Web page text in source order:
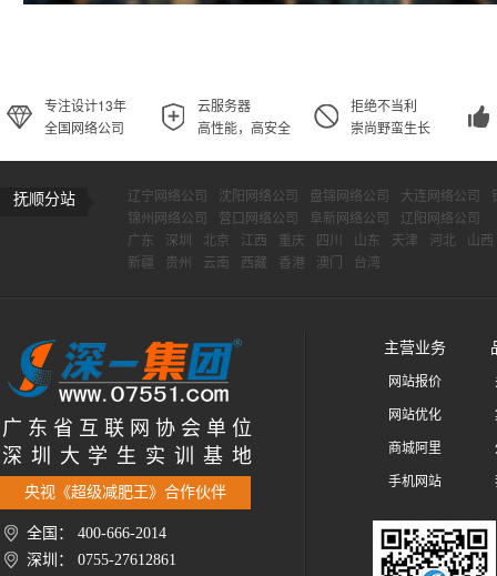
专注设计13年
全国网络公司
云服务器
高性能，高安全
拒绝不当利
崇尚野蛮生长
抚顺分站 辽宁网络公司 沈阳网络公司 盘锦网络公司 大连网络公司
锦州网络公司
营口网络公司 阜新网络公司
辽阳网络公司
广东
深圳 北京 江西 重庆 四川 山东 天津 河北
山西
新疆
贵州 云南 西藏 香港 澳门 台湾
广 东 省 互 联 网 协 会 单 位
深 圳 大 学 生 实 训 基 地
央视《超级减肥王》合作伙伴
全国： 400-666-2014
深圳： 0755-27612861
主营业务
网站报价
网站优化
商城阿里
手机网站